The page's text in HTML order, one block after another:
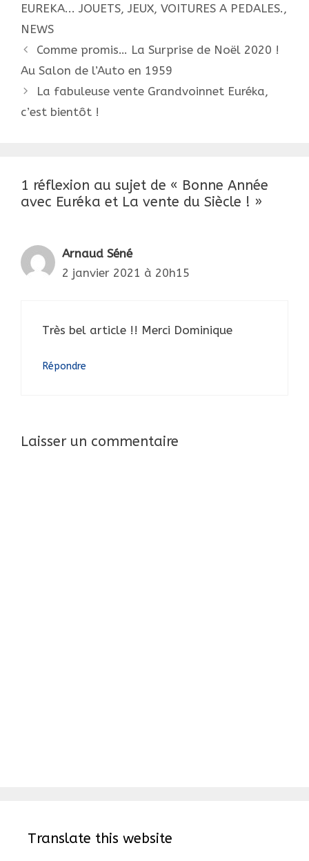
EUREKA... JOUETS, JEUX, VOITURES A PEDALES. ,
NEWS
Navigation
des
Comme promis… La Surprise de Noël 2020 !
Au Salon de l’Auto en 1959
La fabuleuse vente Grandvoinnet Euréka,
c’est bientôt !
1 réflexion au sujet de « Bonne Année
avec Euréka et La vente du Siècle ! »
Arnaud Séné
2 janvier 2021 à 20h15
Très bel article !! Merci Dominique
Répondre
Laisser un commentaire
Translate this website